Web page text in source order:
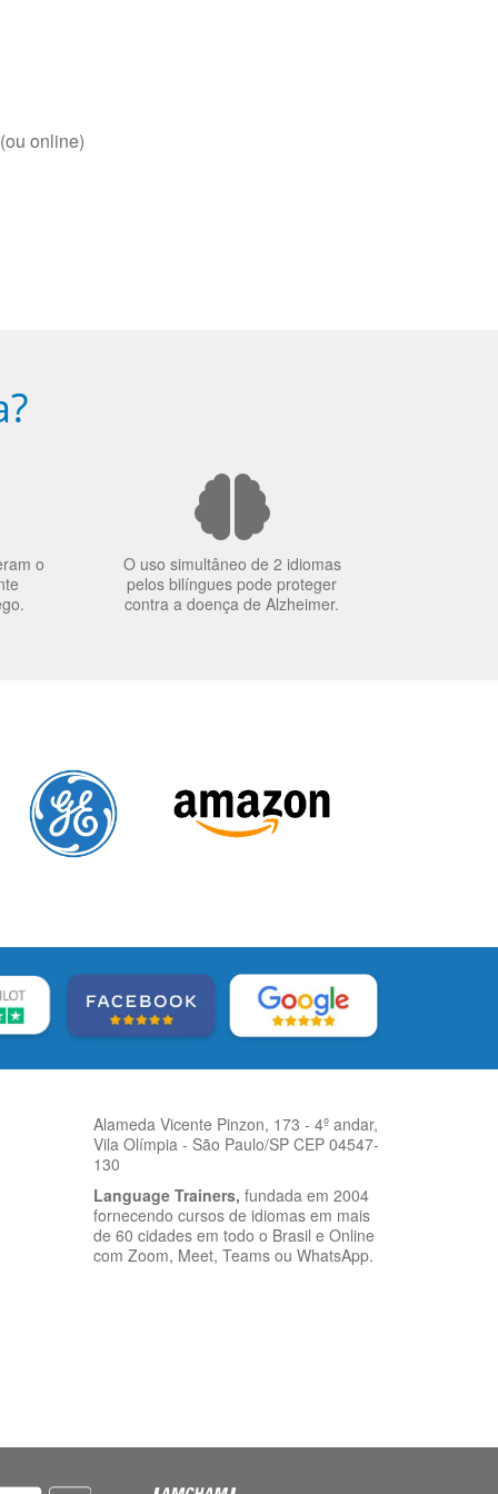
online)
o
O uso simultâneo de 2 idiomas
pelos bilíngues pode proteger
contra a doença de Alzheimer.
Alameda Vicente Pinzon, 173 - 4º andar,
Vila Olímpia - São Paulo/SP CEP 04547-
130
Language Trainers, fundada em 2004
fornecendo cursos de idiomas em mais
de 60 cidades em todo o Brasil e Online
com Zoom, Meet, Teams ou WhatsApp.